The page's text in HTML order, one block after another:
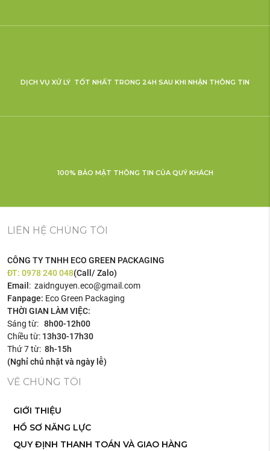
DỊCH VỤ XỬ LÝ TỐT NHẤT TRONG 24H SAU KHI NHẬN THÔNG TIN
100% BẢO MẬT THÔNG TIN CỦA QUÝ KHÁCH
LIÊN HỆ CHÚNG TÔI
CÔNG TY TNHH ECO GREEN PACKAGING
ĐT:0978 240 048(Call/ Zalo)
Email : zaidnguyen.eco@gmail.com
Fanpage: Eco Green Packaging
THỜI GIAN LÀM VIỆC:
Sáng từ:8h00-12h00
Chiều từ: 13h30-17h30
Thứ 7 từ:8h-15h
(Nghỉ chủ nhật và ngày lễ)
VỀ CHÚNG TÔI
GIỚI THIỆU
HỒ SƠ NĂNG LỰC
QUY ĐỊNH THANH TOÁN VÀ GIAO HÀNG